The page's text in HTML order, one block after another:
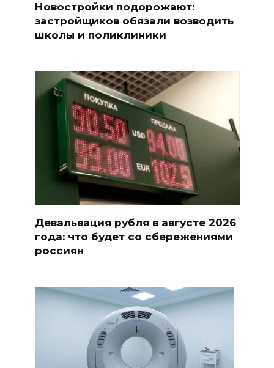
Новостройки подорожают:
застройщиков обязали возводить
школы и поликлиники
Девальвация рубля в августе 2026
года: что будет со сбережениями
россиян